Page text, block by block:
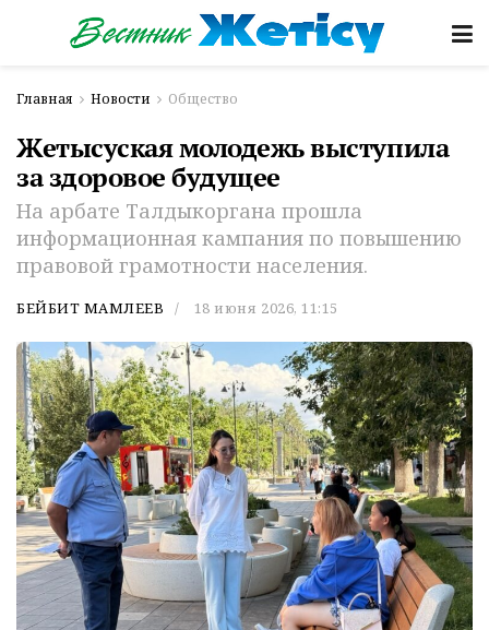
Главная Новости Общество
Жетысуская молодежь выступила
за здоровое будущее
На арбате Талдыкоргана прошла
информационная кампания по повышению
правовой грамотности населения.
БЕЙБИТ МАМЛЕЕВ 18 июня 2026, 11:15